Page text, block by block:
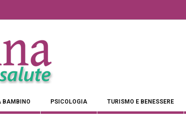
BAMBINO PSICOLOGIA TURISMO E BENESSERE